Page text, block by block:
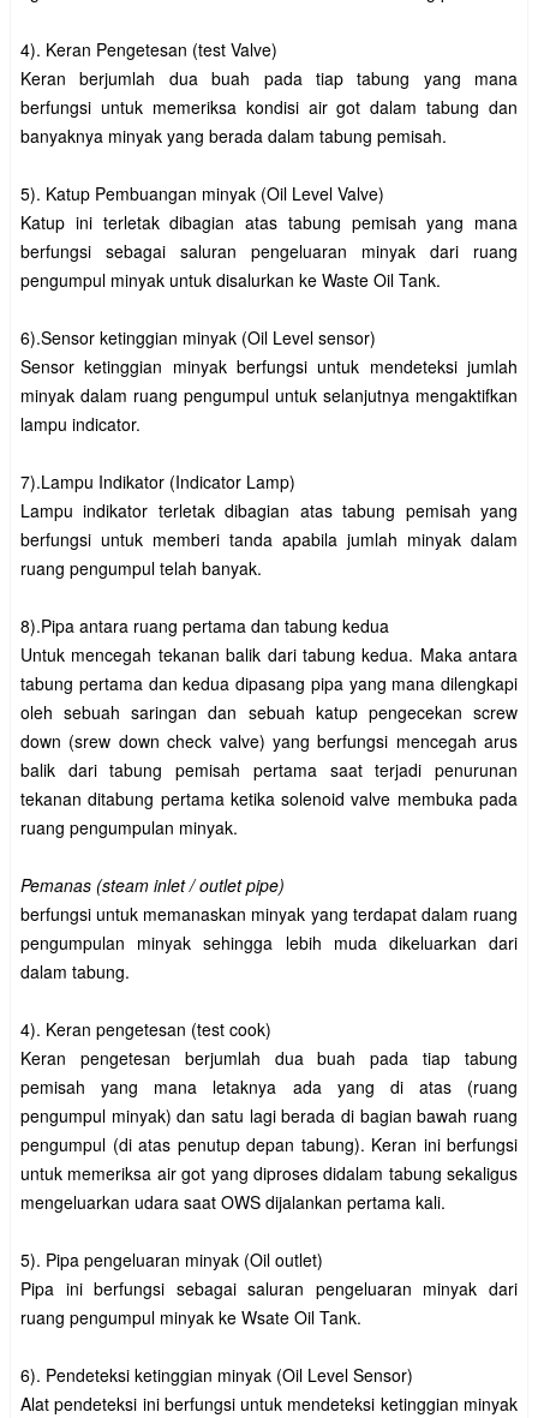
4). Keran Pengetesan (test Valve)
Keran berjumlah dua buah pada tiap tabung yang mana
berfungsi untuk memeriksa kondisi air got dalam tabung dan
banyaknya minyak yang berada dalam tabung pemisah.
5). Katup Pembuangan minyak (Oil Level Valve)
Katup ini terletak dibagian atas tabung pemisah yang mana
berfungsi sebagai saluran pengeluaran minyak dari ruang
pengumpul minyak untuk disalurkan ke Waste Oil Tank.
6).Sensor ketinggian minyak (Oil Level sensor)
Sensor ketinggian minyak berfungsi untuk mendeteksi jumlah
minyak dalam ruang pengumpul untuk selanjutnya mengaktifkan
lampu indicator.
7).Lampu Indikator (Indicator Lamp)
Lampu indikator terletak dibagian atas tabung pemisah yang
berfungsi untuk memberi tanda apabila jumlah minyak dalam
ruang pengumpul telah banyak.
8).Pipa antara ruang pertama dan tabung kedua
Untuk mencegah tekanan balik dari tabung kedua. Maka antara
tabung pertama dan kedua dipasang pipa yang mana dilengkapi
oleh sebuah saringan dan sebuah katup pengecekan screw
down (srew down check valve) yang berfungsi mencegah arus
balik dari tabung pemisah pertama saat terjadi penurunan
tekanan ditabung pertama ketika solenoid valve membuka pada
ruang pengumpulan minyak.
Pemanas (steam inlet / outlet pipe)
berfungsi untuk memanaskan minyak yang terdapat dalam ruang
pengumpulan minyak sehingga lebih muda dikeluarkan dari
dalam tabung.
4). Keran pengetesan (test cook)
Keran pengetesan berjumlah dua buah pada tiap tabung
pemisah yang mana letaknya ada yang di atas (ruang
pengumpul minyak) dan satu lagi berada di bagian bawah ruang
pengumpul (di atas penutup depan tabung). Keran ini berfungsi
untuk memeriksa air got yang diproses didalam tabung sekaligus
mengeluarkan udara saat OWS dijalankan pertama kali.
5). Pipa pengeluaran minyak (Oil outlet)
Pipa ini berfungsi sebagai saluran pengeluaran minyak dari
ruang pengumpul minyak ke Wsate Oil Tank.
6). Pendeteksi ketinggian minyak (Oil Level Sensor)
Alat pendeteksi ini berfungsi untuk mendeteksi ketinggian minyak